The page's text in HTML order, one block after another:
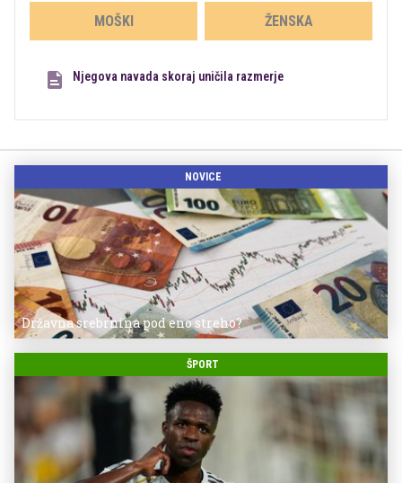
MOŠKI ŽENSKA
Njegova navada skoraj uničila razmerje
NOVICE
Državna srebrnina pod eno streho?
ŠPORT